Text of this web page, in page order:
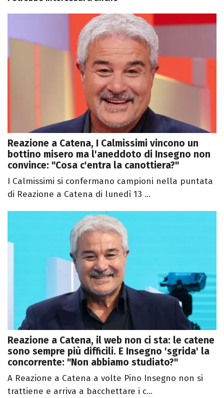
Reazione a Catena, I Calmissimi vincono un
bottino misero ma l'aneddoto di Insegno non
convince: "Cosa c'entra la canottiera?"
I Calmissimi si confermano campioni nella puntata
di Reazione a Catena di lunedì 13 ...
Reazione a Catena, il web non ci sta: le catene
sono sempre più difficili. E Insegno 'sgrida' la
concorrente: "Non abbiamo studiato?"
A Reazione a Catena a volte Pino Insegno non si
trattiene e arriva a bacchettare i c...